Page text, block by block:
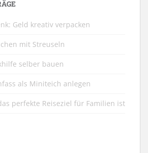
Geld kreativ verpacken
mit Streuseln
selber bauen
als Miniteich anlegen
perfekte Reiseziel für Familien ist